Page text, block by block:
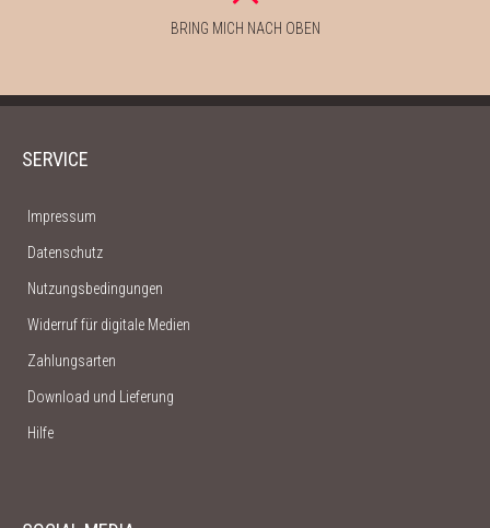
BRING MICH NACH OBEN
SERVICE
Impressum
Datenschutz
Nutzungsbedingungen
Widerruf für digitale Medien
Zahlungsarten
Download und Lieferung
Hilfe